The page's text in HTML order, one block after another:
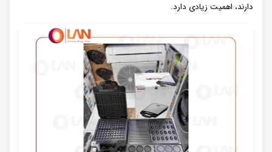
دارند، اهمیت زیادی دارد.